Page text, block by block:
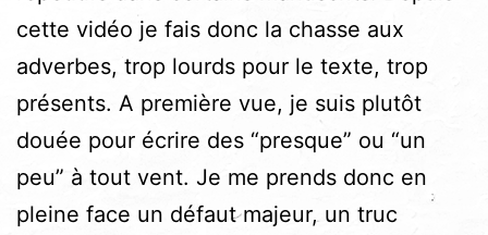
cette vidéo je fais donc la chasse aux
adverbes, trop lourds pour le texte, trop
présents. A première vue, je suis plutôt
douée pour écrire des “presque” ou “un
peu” à tout vent. Je me prends donc en
pleine face un défaut majeur, un truc